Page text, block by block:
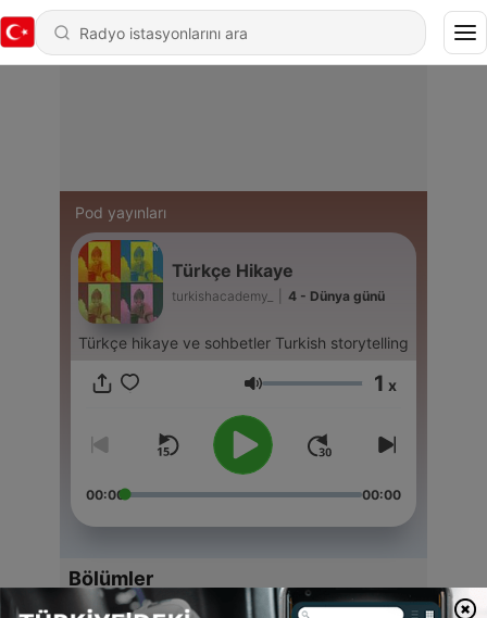
Pod yayınları
Türkçe Hikaye
turkishacademy_ 4 - Dünya günü
Türkçe hikaye ve sohbetler Turkish storytelling
Ses 1 x
00:00 00:00
Bölümler